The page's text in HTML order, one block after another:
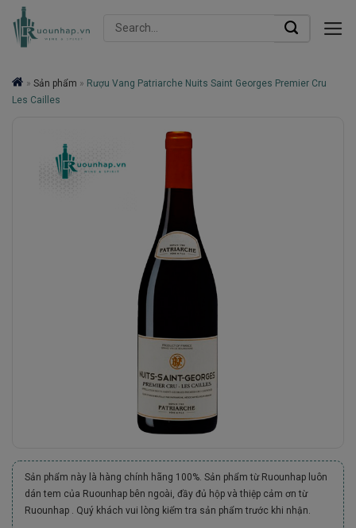
Skip
Search
» Sản phẩm » Rượu Vang Patriarche Nuits Saint Georges Premier Cru
Les Cailles
Sản phẩm này là hàng chính hãng 100%. Sản phẩm từ Ruounhap luôn
dán tem của Ruounhap bên ngoài, đầy đủ hộp và thiệp cảm ơn từ
Ruounhap . Quý khách vui lòng kiểm tra sản phẩm trước khi nhận.